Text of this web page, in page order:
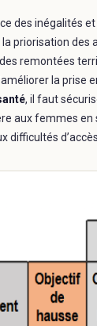
des inégalités
priorisation des
remontées
la
, il faut
aux femmes en
difficultés